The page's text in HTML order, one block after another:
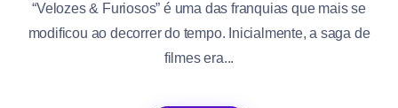
“Velozes & Furiosos” é uma das franquias que mais se
modificou ao decorrer do tempo. Inicialmente, a saga de
filmes era...